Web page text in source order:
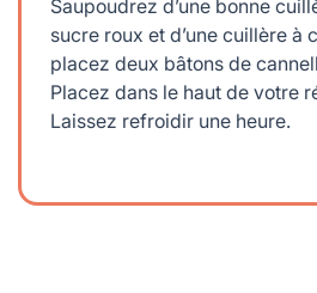
Saupoudrez d’une bonne
sucre roux et d’une cuillère à
placez deux bâtons de
Placez dans le haut de votre
Laissez refroidir une heure.